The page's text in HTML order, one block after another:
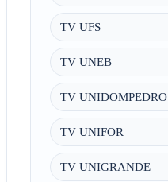
TV UFS
TV UNEB
TV UNIDOMPEDRO
TV UNIFOR
TV UNIGRANDE